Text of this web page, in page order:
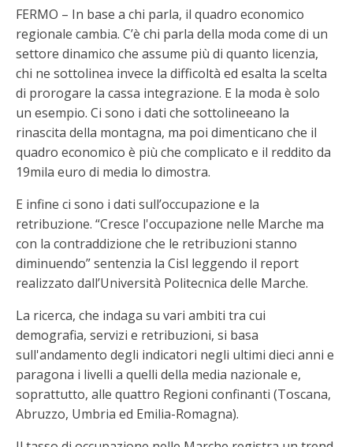
FERMO – In base a chi parla, il quadro economico
regionale cambia. C’è chi parla della moda come di un
settore dinamico che assume più di quanto licenzia,
chi ne sottolinea invece la difficoltà ed esalta la scelta
di prorogare la cassa integrazione. E la moda è solo
un esempio. Ci sono i dati che sottolineeano la
rinascita della montagna, ma poi dimenticano che il
quadro economico è più che complicato e il reddito da
19mila euro di media lo dimostra.
E infine ci sono i dati sull’occupazione e la
retribuzione. “Cresce l'occupazione nelle Marche ma
con la contraddizione che le retribuzioni stanno
diminuendo” sentenzia la Cisl leggendo il report
realizzato dall’Università Politecnica delle Marche.
La ricerca, che indaga su vari ambiti tra cui
demografia, servizi e retribuzioni, si basa
sull'andamento degli indicatori negli ultimi dieci anni e
paragona i livelli a quelli della media nazionale e,
soprattutto, alle quattro Regioni confinanti (Toscana,
Abruzzo, Umbria ed Emilia-Romagna).